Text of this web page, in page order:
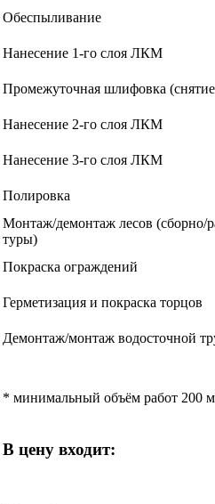
Обеспыливание
Нанесение 1-го слоя ЛКМ
Промежуточная шлифовка
Нанесение 2-го слоя ЛКМ
Нанесение 3-го слоя ЛКМ
Полировка
Монтаж/демонтаж лесов (сборно/
туры)
Покраска ограждений
Герметизация и покраска торцов
Демонтаж/монтаж водосточной
* минимальный объём работ 200 м
В цену входит: